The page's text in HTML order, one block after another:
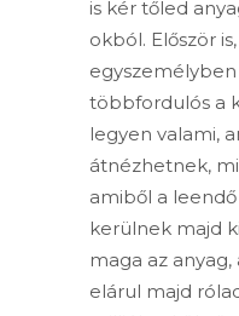
is kér tőled
okból. Először
többfordulós a
legyen valami,
átnézhetnek,
amiből a
kerülnek majd
maga az
elárul majd